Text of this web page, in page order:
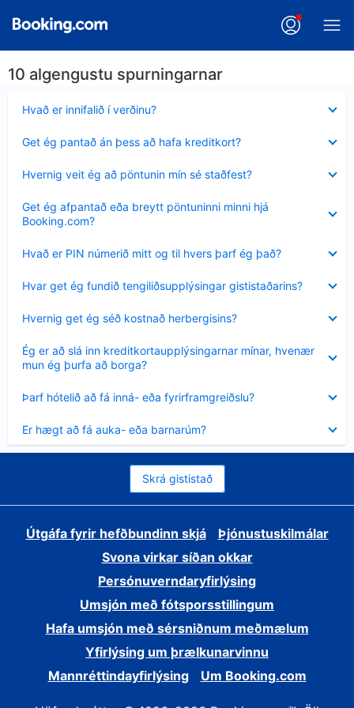
10 algengustu spurningarnar
Hvað er innifalið í verðinu?
sýnt
Get ég pantað án þess að hafa kreditkort?
sýnt
Hvernig veit ég að pöntunin mín sé staðfest?
sýnt
Get ég afpantað eða breytt pöntuninni minni hjá
Booking.com?
sýnt
Hvað er PIN númerið mitt og til hvers þarf ég það?
sýnt
Hvar get ég fundið tengiliðsupplýsingar gististaðarins?
sýnt
Hvernig get ég séð kostnað herbergisins?
sýnt
Ég er að slá inn kreditkortaupplýsingarnar mínar, hvenær
mun ég þurfa að borga?
Minna
sýnt
Þarf hótelið að fá inná- eða fyrirframgreiðslu?
sýnt
Er hægt að fá auka- eða barnarúm?
sýnt
Skrá gististað
Útgáfa fyrir hefðbundinn skjá
Þjónustuskilmálar
Svona virkar síðan okkar
Persónuverndaryfirlýsing
Umsjón með fótsporsstillingum
Hafa umsjón með sérsniðnum meðmælum
Yfirlýsing um þrælkunarvinnu
Mannréttindayfirlýsing
Um Booking.com